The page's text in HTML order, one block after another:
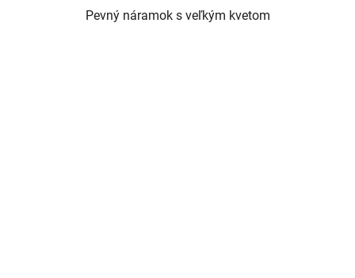
Pevný náramok s veľkým kvetom